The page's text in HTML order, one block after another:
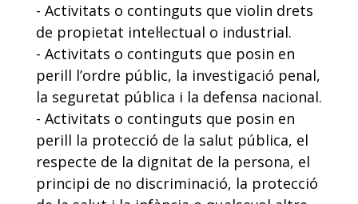
- Activitats o continguts que violin drets
de propietat intel·lectual o industrial.
- Activitats o continguts que posin en
perill l’ordre públic, la investigació penal,
la seguretat pública i la defensa nacional.
- Activitats o continguts que posin en
perill la protecció de la salut pública, el
respecte de la dignitat de la persona, el
principi de no discriminació, la protecció